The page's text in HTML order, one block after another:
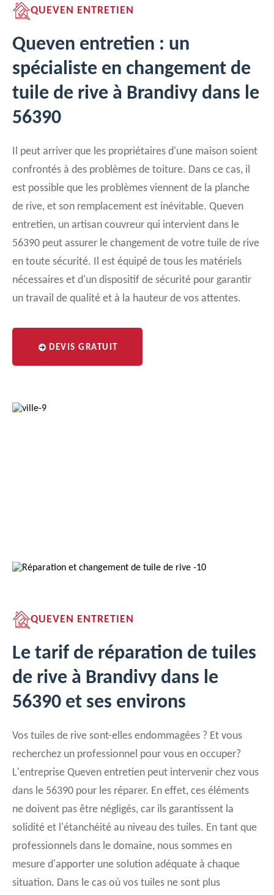
QUEVEN ENTRETIEN
Queven entretien : un
spécialiste en changement de
tuile de rive à Brandivy dans le
56390
Il peut arriver que les propriétaires d'une maison soient
confrontés à des problèmes de toiture. Dans ce cas, il
est possible que les problèmes viennent de la planche
de rive, et son remplacement est inévitable. Queven
entretien, un artisan couvreur qui intervient dans le
56390 peut assurer le changement de votre tuile de rive
en toute sécurité. Il est équipé de tous les matériels
nécessaires et d'un dispositif de sécurité pour garantir
un travail de qualité et à la hauteur de vos attentes.
DEVIS GRATUIT
QUEVEN ENTRETIEN
Le tarif de réparation de tuiles
de rive à Brandivy dans le
56390 et ses environs
Vos tuiles de rive sont-elles endommagées ? Et vous
recherchez un professionnel pour vous en occuper?
L'entreprise Queven entretien peut intervenir chez vous
dans le 56390 pour les réparer. En effet, ces éléments
ne doivent pas être négligés, car ils garantissent la
solidité et l'étanchéité au niveau des tuiles. En tant que
professionnels dans le domaine, nous sommes en
mesure d'apporter une solution adéquate à chaque
situation. Dans le cas où vos tuiles ne sont plus